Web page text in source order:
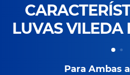
LUVAS VILEDA
Para Ambas